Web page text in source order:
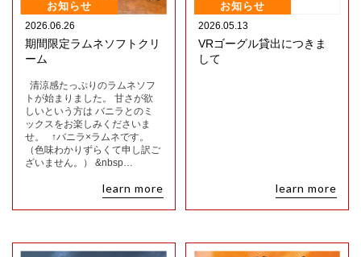
お知らせ
2026.06.26
期間限定ラムネソフトクリ
ーム
清涼感たっぷりのラムネソフ
トが始まりました。 甘さが欲
しいという方は バニラとのミ
ックスをお楽しみくださいま
せ。 ↑バニラ×ラムネです。
（色味わかりずらくて申し訳ご
ざいません。） &nbsp…
learn more
お知らせ
2026.05.13
VRゴーグル貸出につきま
して
learn more